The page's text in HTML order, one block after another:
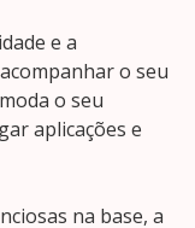
e a
o seu
o seu
aplicações e
na base, a